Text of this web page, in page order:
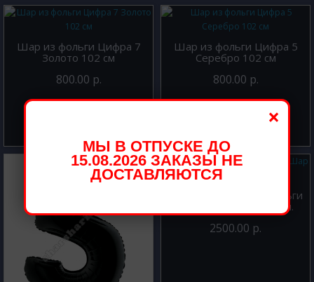
Шар из фольги Цифра 7
Золото 102 см
800.00 р.
Шар из фольги Цифра 5
Серебро 102 см
800.00 р.
Ходячая фигура из фольги
Шар Русалочка 134 см.
2500.00 р.
×
МЫ В ОТПУСКЕ ДО
15.08.2026 ЗАКАЗЫ НЕ
ДОСТАВЛЯЮТСЯ